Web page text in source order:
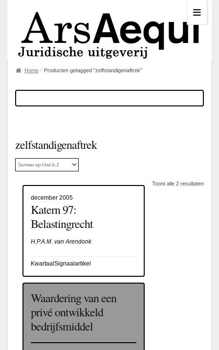
Home Producten getagged “zelfstandigenaftrek”
zelfstandigenaftrek
Toont alle 2 resultaten
december 2005
Katern 97:
Belastingrecht
H.P.A.M. van Arendonk
KwartaalSignaalartikel
Waardering van een
privé ontwikkeld
bedrijfsmiddel